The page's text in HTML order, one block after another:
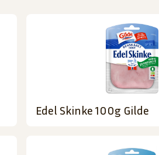
Edel Skinke 100g Gilde